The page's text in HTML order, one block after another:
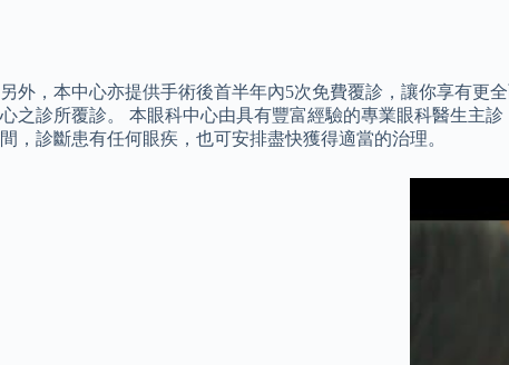
另外，本中心亦提供手術後首半年內5次免費覆診，讓你享有更
心之診所覆診。 本眼科中心由具有豐富經驗的專業眼科醫生主
間，診斷患有任何眼疾，也可安排盡快獲得適當的治理。